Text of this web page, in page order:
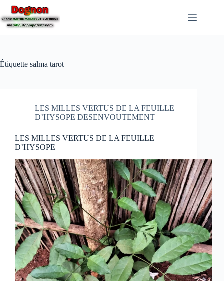
Étiquette salma tarot
LES MILLES VERTUS DE LA FEUILLE
D’HYSOPE DESENVOUTEMENT
LES MILLES VERTUS DE LA FEUILLE
D’HYSOPE